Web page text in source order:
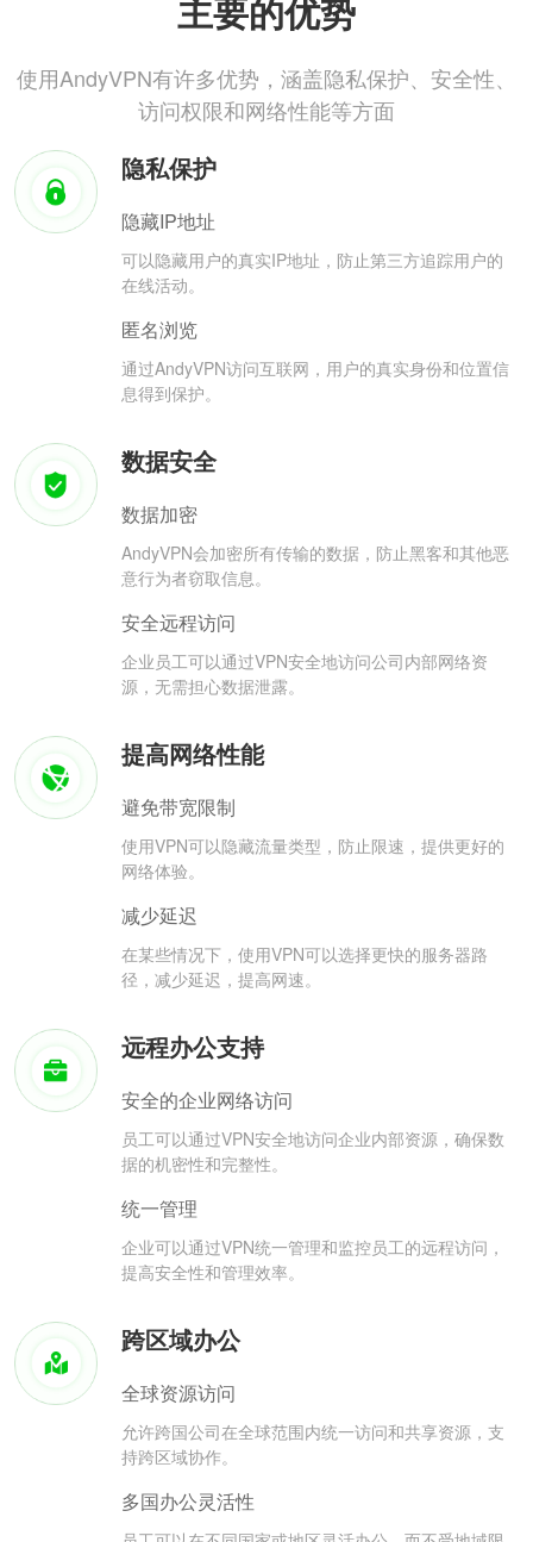
主要的优势
使用AndyVPN有许多优势，涵盖隐私保护、安全性、
访问权限和网络性能等方面
隐私保护
隐藏IP地址
可以隐藏用户的真实IP地址，防止第三方追踪用户的
在线活动。
匿名浏览
通过AndyVPN访问互联网，用户的真实身份和位置信
息得到保护。
数据安全
数据加密
AndyVPN会加密所有传输的数据，防止黑客和其他恶
意行为者窃取信息。
安全远程访问
企业员工可以通过VPN安全地访问公司内部网络资
源，无需担心数据泄露。
提高网络性能
避免带宽限制
使用VPN可以隐藏流量类型，防止限速，提供更好的
网络体验。
减少延迟
在某些情况下，使用VPN可以选择更快的服务器路
径，减少延迟，提高网速。
远程办公支持
安全的企业网络访问
员工可以通过VPN安全地访问企业内部资源，确保数
据的机密性和完整性。
统一管理
企业可以通过VPN统一管理和监控员工的远程访问，
提高安全性和管理效率。
跨区域办公
全球资源访问
允许跨国公司在全球范围内统一访问和共享资源，支
持跨区域协作。
多国办公灵活性